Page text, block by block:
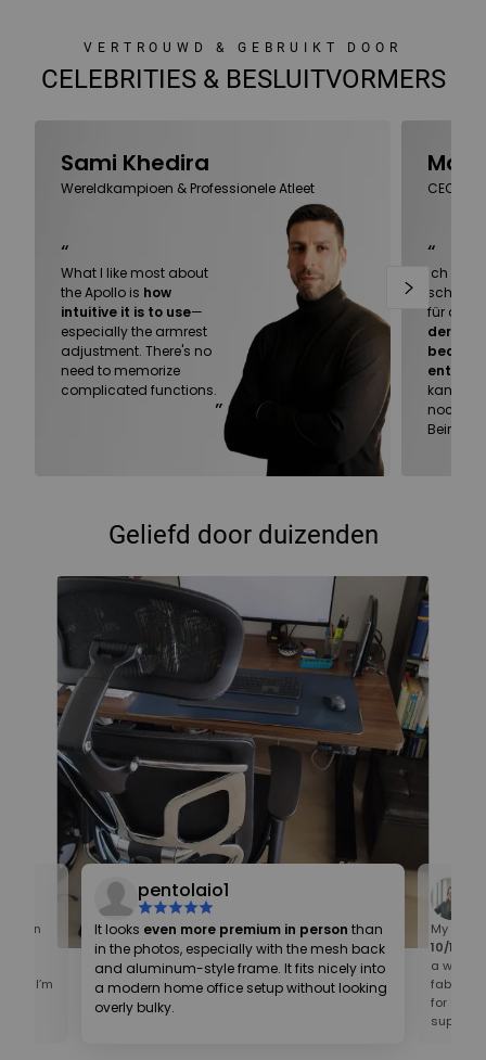
VERTROUWD & GEBRUIKT DOOR
CELEBRITIES & BESLUITVORMERS
Sami Khedira
Wereldkampioen & Professionele Atleet
“
What I like most about
the Apollo is how
intuitive it is to use—
especially the armrest
adjustment. There's no
need to memorize
complicated functions.
”
CEO van
“
Ich
für alle
der
kann
noch
Geliefd door duizenden
even
I’m
pentolaio1
It looks even more premium in person than
in the photos, especially with the mesh back
and aluminum-style frame. It fits nicely into
a modern home office setup without looking
overly bulky.
My first
10/10
a well-
fabric
for an